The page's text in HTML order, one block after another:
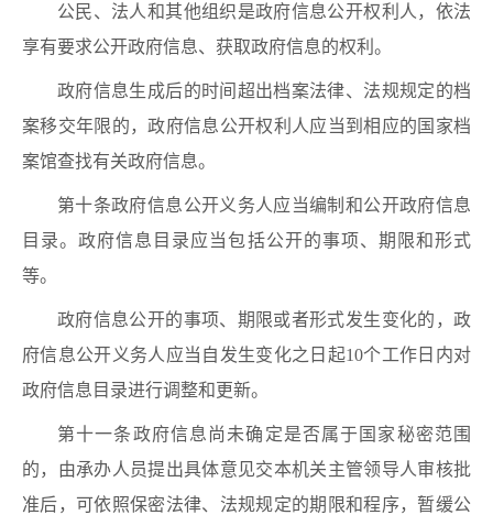
公民、法人和其他组织是政府信息公开权利人，依法
享有要求公开政府信息、获取政府信息的权利。
政府信息生成后的时间超出档案法律、法规规定的档
案移交年限的，政府信息公开权利人应当到相应的国家档
案馆查找有关政府信息。
第十条政府信息公开义务人应当编制和公开政府信息
目录。政府信息目录应当包括公开的事项、期限和形式
等。
政府信息公开的事项、期限或者形式发生变化的，政
府信息公开义务人应当自发生变化之日起10个工作日内对
政府信息目录进行调整和更新。
第十一条政府信息尚未确定是否属于国家秘密范围
的，由承办人员提出具体意见交本机关主管领导人审核批
准后，可依照保密法律、法规规定的期限和程序，暂缓公